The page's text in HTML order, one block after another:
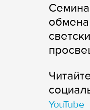
YouTube